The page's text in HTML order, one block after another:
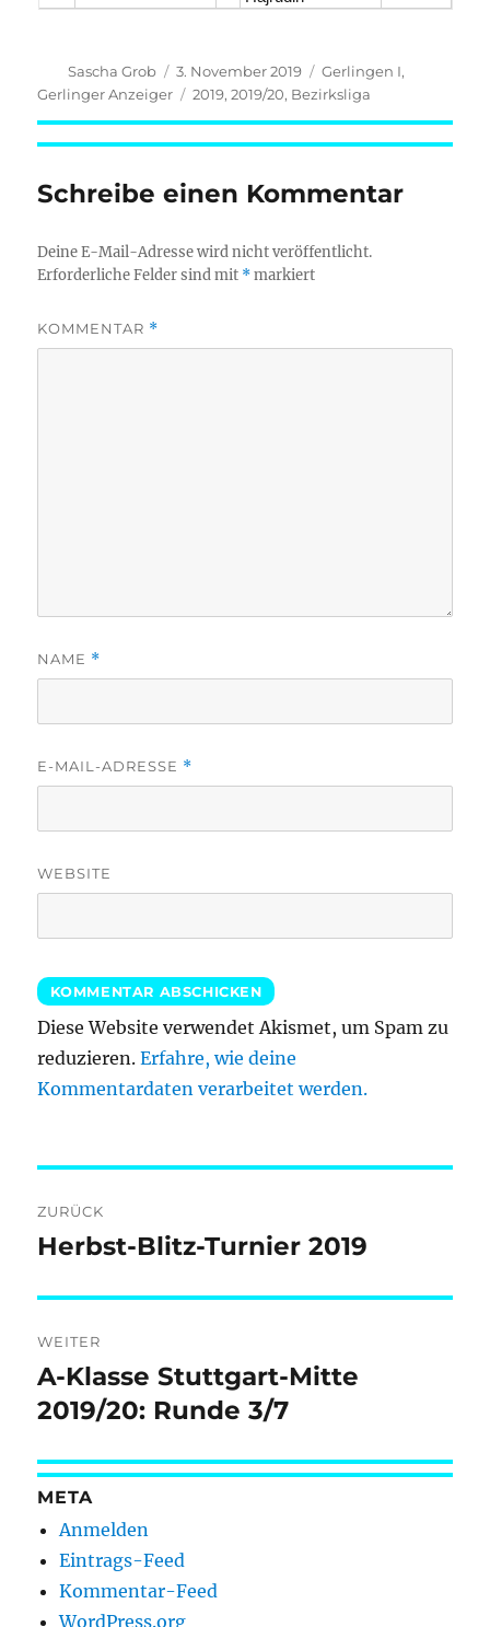
Autor
Sascha Grob
Veröffentlicht
am
3. November 2019 Kategorien
Gerlingen I,
Gerlinger Anzeiger
Schlagwörter
2019,2019/20, Bezirksliga
Schreibe einen Kommentar
Deine E-Mail-Adresse wird nicht veröffentlicht.
Erforderliche Felder sind mit *markiert
KOMMENTAR *
NAME *
E-MAIL-ADRESSE *
WEBSITE
Diese Website verwendet Akismet, um Spam zu
reduzieren.Erfahre, wie deine
Kommentardaten verarbeitet werden.
ZURÜCK
Vorheriger
Herbst-Blitz-Turnier 2019
WEITER
Nächster
Beitrag:
A-Klasse Stuttgart-Mitte
2019/20: Runde 3/7
META
Anmelden
Eintrags-Feed
Kommentar-Feed
WordPress.org